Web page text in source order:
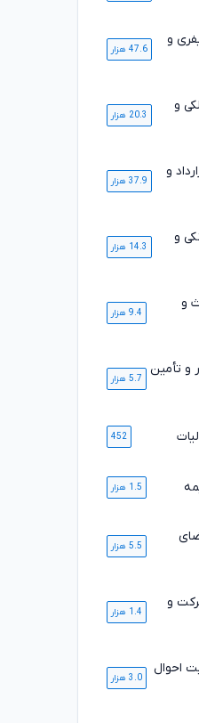
محمدرضا توکلی
پایه یک کانون وکلای دادگستری
و
47.6 هزار
و
20.3 هزار
و
37.9 هزار
و
14.3 هزار
و
9.4 هزار
و تأمین
5.7 هزار
452
1.5 هزار
5.5 هزار
و
1.4 هزار
احوال
3.0 هزار